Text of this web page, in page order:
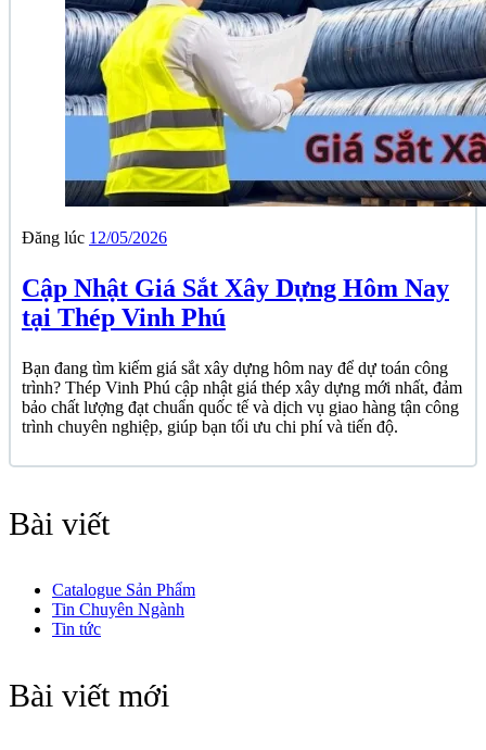
Đăng lúc 12/05/2026
Cập Nhật Giá Sắt Xây Dựng Hôm Nay
tại Thép Vinh Phú
Bạn đang tìm kiếm giá sắt xây dựng hôm nay để dự toán công
trình? Thép Vinh Phú cập nhật giá thép xây dựng mới nhất, đảm
bảo chất lượng đạt chuẩn quốc tế và dịch vụ giao hàng tận công
trình chuyên nghiệp, giúp bạn tối ưu chi phí và tiến độ.
Bài viết
Catalogue Sản Phẩm
Tin Chuyên Ngành
Tin tức
Bài viết mới